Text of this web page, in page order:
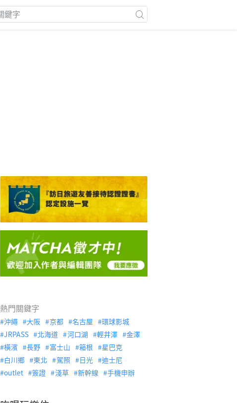
熱門關鍵字
沖繩 大阪 京都 名古屋
環球影城
JRPASS
北海道 河口湖 輕井澤
金澤
橫濱
長野 富士山 箱根
星巴克
白川鄉
東北 駕照 日光
迪士尼
outlet
簽證 淺草 新幹線 手機申辦